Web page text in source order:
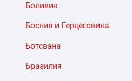
Боливия
Босния и Герцеговина
Ботсвана
Бразилия